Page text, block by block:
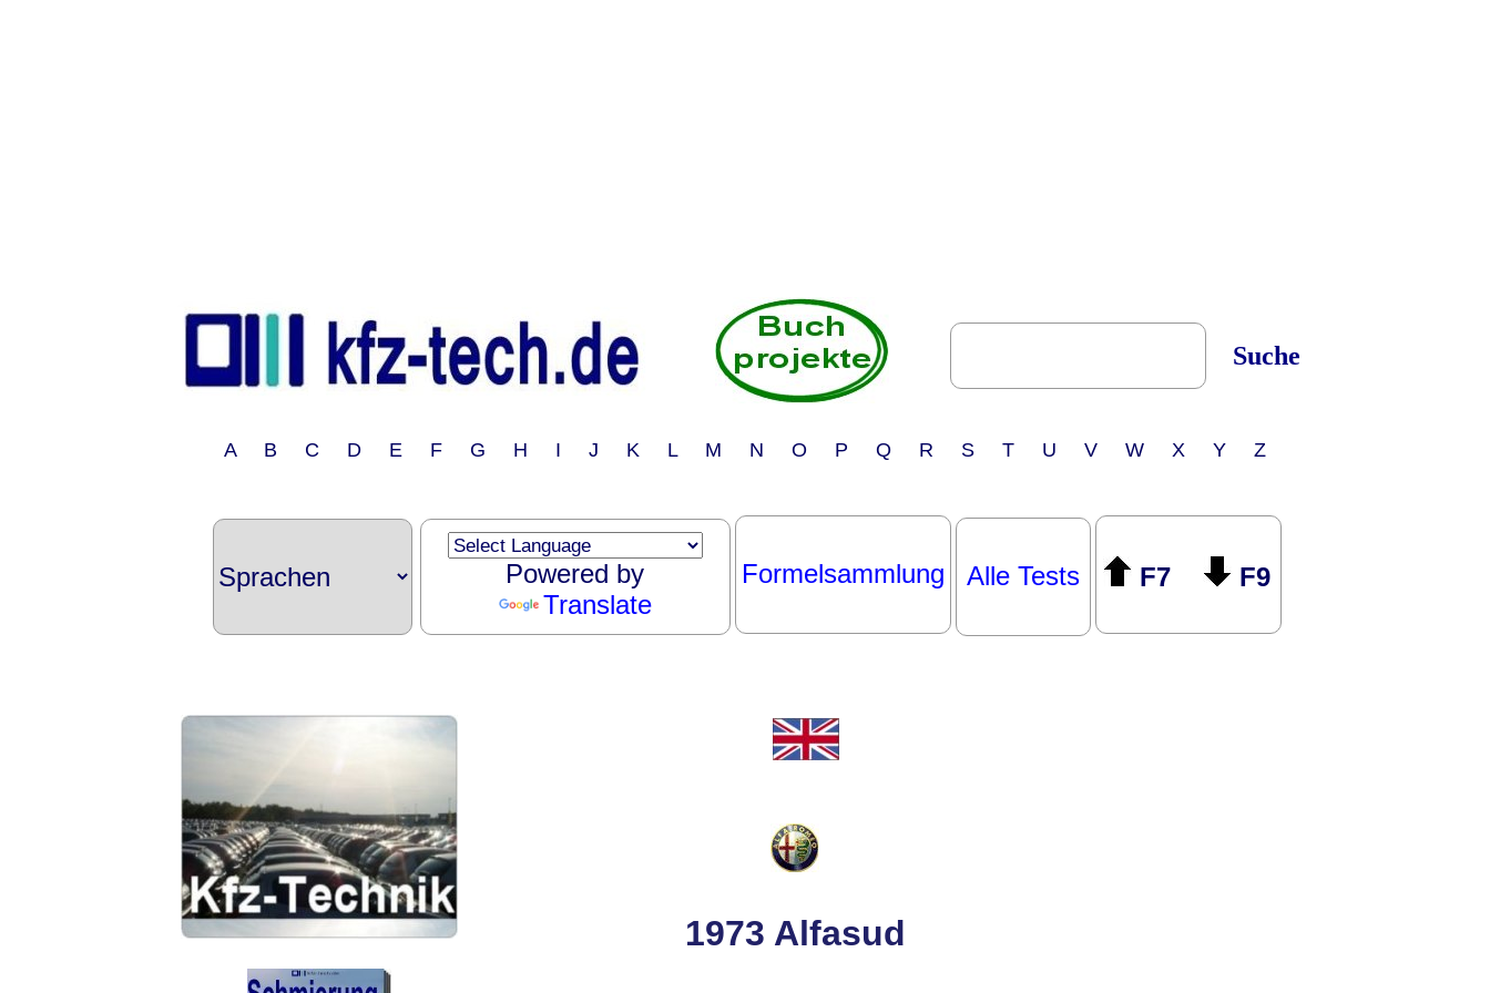
Suche
A B C D E F G H I J K L M N O P Q R S T U V W X Y Z
Powered by
Translate
Formelsammlung Alle Tests F7 F9
1973 Alfasud